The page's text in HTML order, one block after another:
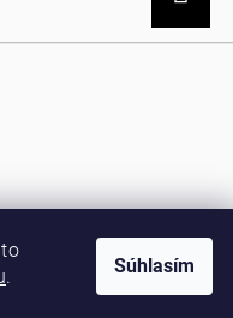
. Súhlasím